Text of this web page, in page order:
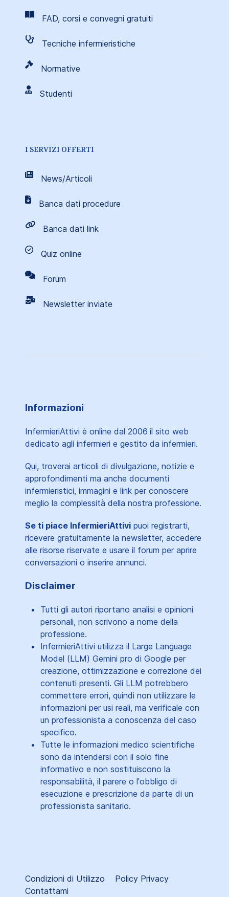
FAD, corsi e convegni gratuiti
Tecniche infermieristiche
Normative
Studenti
I SERVIZI OFFERTI
News/Articoli
Banca dati procedure
Banca dati link
Quiz online
Forum
Newsletter inviate
Informazioni
InfermieriAttivi è online dal 2006 il sito web
dedicato agli infermieri e gestito da infermieri.
Qui, troverai articoli di divulgazione, notizie e
approfondimenti ma anche documenti
infermieristici, immagini e link per conoscere
meglio la complessità della nostra professione.
Se ti piace InfermieriAttivi puoi registrarti,
ricevere gratuitamente la newsletter, accedere
alle risorse riservate e usare il forum per aprire
conversazioni o inserire annunci.
Disclaimer
Tutti gli autori riportano analisi e opinioni
personali, non scrivono a nome della
professione.
InfermieriAttivi utilizza il Large Language
Model (LLM) Gemini pro di Google per
creazione, ottimizzazione e correzione dei
contenuti presenti. Gli LLM potrebbero
commettere errori, quindi non utilizzare le
informazioni per usi reali, ma verificale con
un professionista a conoscenza del caso
specifico.
Tutte le informazioni medico scientifiche
sono da intendersi con il solo fine
informativo e non sostituiscono la
responsabilità, il parere o l'obbligo di
esecuzione e prescrizione da parte di un
professionista sanitario.
Condizioni di Utilizzo
Policy Privacy
Contattami